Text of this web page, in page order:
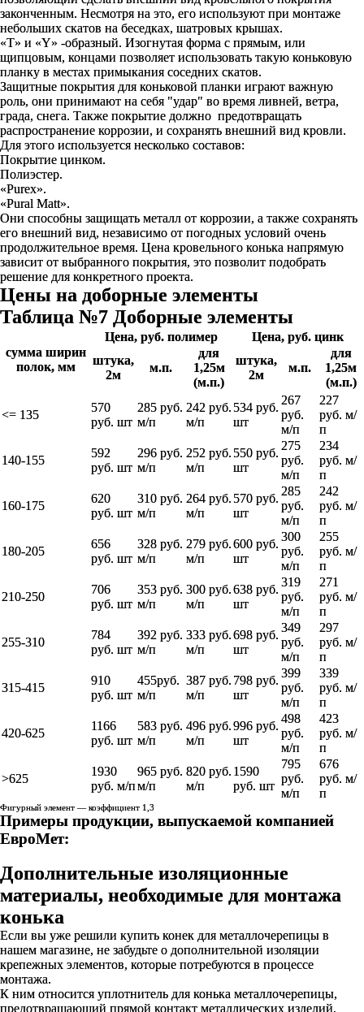
законченным. Несмотря на это, его используют при монтаже
небольших скатов на беседках, шатровых крышах.
«Т» и «Y» -образный. Изогнутая форма с прямым, или
щипцовым, концами позволяет использовать такую коньковую
планку в местах примыкания соседних скатов.
Защитные покрытия для коньковой планки играют важную
роль, они принимают на себя "удар" во время ливней, ветра,
града, снега. Также покрытие должно предотвращать
распространение коррозии, и сохранять внешний вид кровли.
Для этого используется несколько составов:
Покрытие цинком.
Полиэстер.
«Purex».
«Pural Matt».
Они способны защищать металл от коррозии, а также сохранять
его внешний вид, независимо от погодных условий очень
продолжительное время. Цена кровельного конька напрямую
зависит от выбранного покрытия, это позволит подобрать
решение для конкретного проекта.
Цены на доборные элементы
Таблица №7 Доборные элементы
сумма ширин
полок, мм
Цена, руб. полимер
Цена, руб. цинк
штука,
2м
м.п.
для
1,25м
(м.п.)
штука,
2м
м.п.
для
1,25м
(м.п.)
<= 135
570
руб. шт
285 руб.
м/п
242 руб.
м/п
534 руб.
шт
267
руб.
м/п
227
руб. м/
п
140-155
592
руб. шт
296 руб.
м/п
252 руб.
м/п
550 руб.
шт
275
руб.
м/п
234
руб. м/
п
160-175
620
руб. шт
310 руб.
м/п
264 руб.
м/п
570 руб.
шт
285
руб.
м/п
242
руб. м/
п
180-205
656
руб. шт
328 руб.
м/п
279 руб.
м/п
600 руб.
шт
300
руб.
м/п
255
руб. м/
п
210-250
706
руб. шт
353 руб.
м/п
300 руб.
м/п
638 руб.
шт
319
руб.
м/п
271
руб. м/
п
255-310
784
руб. шт
392 руб.
м/п
333 руб.
м/п
698 руб.
шт
349
руб.
м/п
297
руб. м/
п
315-415
910
руб. шт
455руб.
м/п
387 руб.
м/п
798 руб.
шт
399
руб.
м/п
339
руб. м/
п
420-625
1166
руб. шт
583 руб.
м/п
496 руб.
м/п
996 руб.
шт
498
руб.
м/п
423
руб. м/
п
>625
1930
руб. м/п
965 руб.
м/п
820 руб.
м/п
1590
руб. шт
795
руб.
м/п
676
руб. м/
п
Фигурный элемент — коэффициент 1,3
Примеры продукции, выпускаемой компанией
ЕвроМет:
Дополнительные изоляционные
материалы, необходимые для монтажа
конька
Если вы уже решили купить конек для металлочерепицы в
нашем магазине, не забудьте о дополнительной изоляции
крепежных элементов, которые потребуются в процессе
монтажа.
К ним относится уплотнитель для конька металлочерепицы,
предотвращающий прямой контакт металлических изделий,